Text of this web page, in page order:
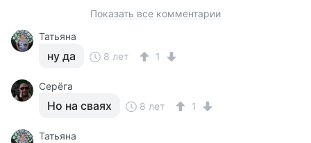
Показать все комментарии
Татьяна
ну да 8 лет 1
Серёга
Но на сваях 8 лет 1
Татьяна